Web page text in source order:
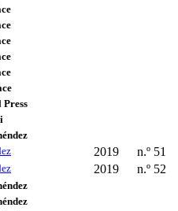
2019 n.º 51
2019 n.º 52